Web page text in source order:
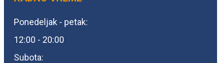
Ponedeljak - petak:
12:00 - 20:00
Subota: